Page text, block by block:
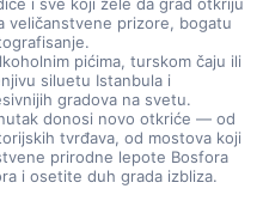
veličanstvene prizore, bogatu
pićima, turskom čaju ili
siluetu Istanbula i
gradova na svetu.
donosi novo otkriće — od
tvrđava, od mostova koji
prirodne lepote Bosfora
i osetite duh grada izbliza.